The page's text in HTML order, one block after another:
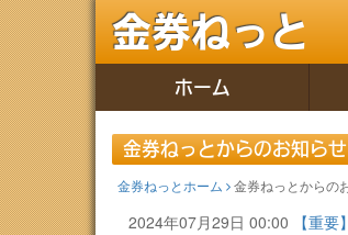
金券ねっと
ホーム
金券ねっとからのお知らせ
金券ねっとホーム
金券ねっとからの
2024年07月29日 00:00
【重